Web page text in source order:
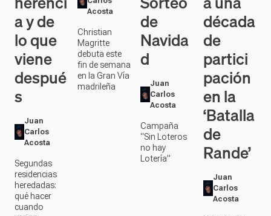
a y de
lo que
viene
despué
s
Juan
Carlos
Acosta
Segundas
residencias
heredadas:
qué hacer
cuando
Acosta
Christian
Magritte
debuta este
fin de semana
en la Gran Vía
madrileña
de
Navida
d
Juan
Carlos
Acosta
Campaña
“Sin Loteros
no hay
Lotería”
década
de
partici
pación
en la
‘Batalla
de
Rande’
Juan
Carlos
Acosta